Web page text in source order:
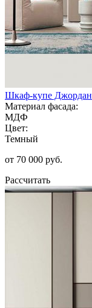
Шкаф-купе Джордан
Материал фасада:
МДФ
Цвет:
Темный
от 70 000 руб.
Рассчитать